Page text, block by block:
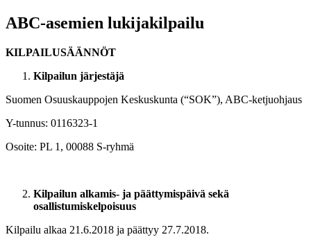
ABC-asemien lukijakilpailu
KILPAILUSÄÄNNÖT
Kilpailun järjestäjä
Suomen Osuuskauppojen Keskuskunta (“SOK”), ABC-ketjuohjaus
Y-tunnus: 0116323-1
Osoite: PL 1, 00088 S-ryhmä
Kilpailun alkamis- ja päättymispäivä sekä
osallistumiskelpoisuus
Kilpailu alkaa 21.6.2018 ja päättyy 27.7.2018.